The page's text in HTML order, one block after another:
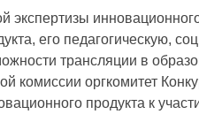
его педагогическую,
трансляции в
комиссии оргкомитет
продукта к